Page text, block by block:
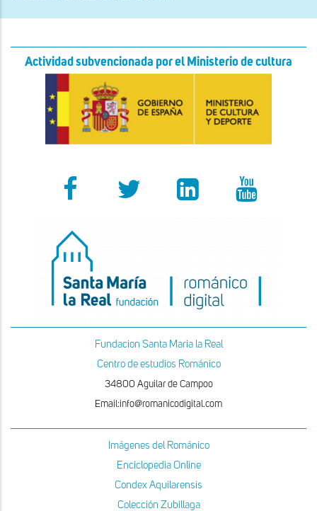
Actividad subvencionada por el Ministerio de cultura
Fundacion Santa Maria la Real
Centro de estudios Románico
34800 Aguilar de Campoo
Email:info@romanicodigital.com
Imágenes del Románico
Enciclopedia Online
Condex Aquilarensis
Colección Zubillaga